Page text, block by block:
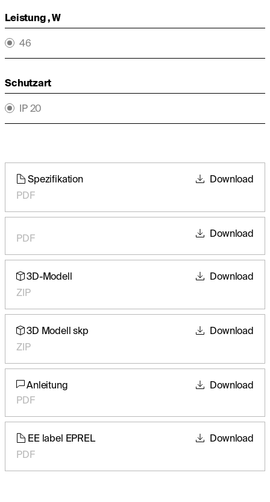
Leistung , W
46
Schutzart
IP 20
Spezifikation
PDF
Download
PDF Download
3D-Modell
ZIP
Download
3D Modell skp
ZIP
Download
Anleitung
PDF
Download
EE label EPREL
PDF
Download